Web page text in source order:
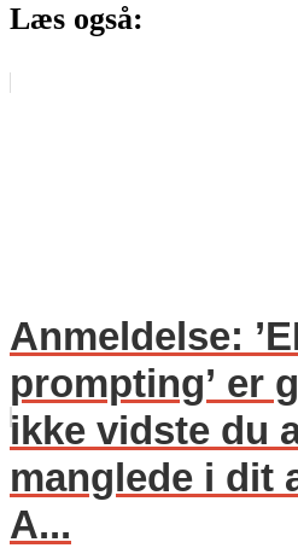
Læs også:
Anmeldelse:
prompting’ er
ikke vidste du
manglede i dit
A...